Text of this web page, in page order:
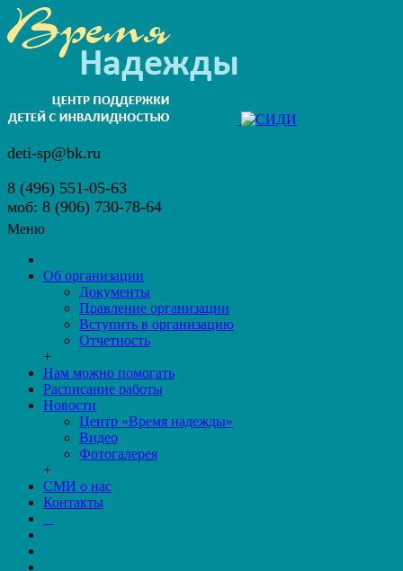
deti-sp@bk.ru
8 (496) 551-05-63
моб: 8 (906) 730-78-64
Меню
Об организации
Документы
Правление организации
Вступить в организацию
Отчетность
+
Нам можно помогать
Расписание работы
Новости
Центр «Время надежды»
Видео
Фотогалерея
+
СМИ о нас
Контакты